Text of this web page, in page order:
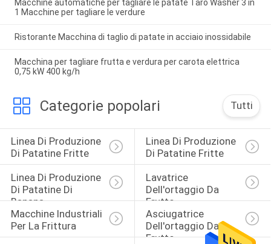
Macchine automatiche per tagliare le patate Taro Washer 3 in
1 Macchine per tagliare le verdure
Ristorante Macchina di taglio di patate in acciaio inossidabile
Macchina per tagliare frutta e verdura per carota elettrica
0,75 kW 400 kg/h
Categorie popolari Tutti
Linea Di Produzione
Di Patatine Fritte
Linea Di Produzione
Di Patatine Fritte
Linea Di Produzione
Di Patatine Di
Banana
Lavatrice
Dell'ortaggio Da
Frutto
Macchine Industriali
Per La Frittura
Asciugatrice
Dell'ortaggio Da
Frutto